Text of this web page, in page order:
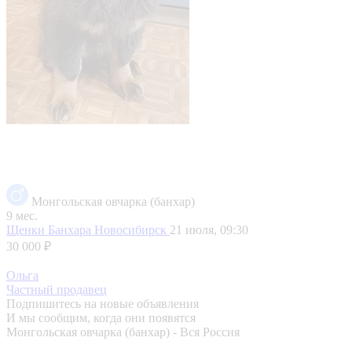
Монгольская овчарка (банхар)
9 мес.
Щенки Банхара Новосибирск 21 июля, 09:30
30 000 ₽
Ольга
Частный продавец
Подпишитесь на новые объявления
И мы сообщим, когда они появятся
Монгольская овчарка (банхар) - Вся Россия